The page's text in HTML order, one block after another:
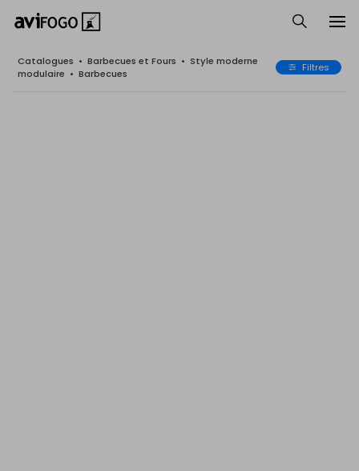
Catalogues • Barbecues et Fours • Style moderne
modulaire • Barbecues Filtres